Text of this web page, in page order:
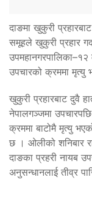
दाङमा खुकुरी
समूहले खुकुरी प्रहार
उपचारको क्रममा मृत्यु
खुकुरी प्रहारबाट दुवै
नेपालगञ्जमा
क्रममा बाटोमै मृत्यु
छ । ओलीको शनिबार
दाङका प्रहरी नायब
अनुसन्धानलाई तीव्र